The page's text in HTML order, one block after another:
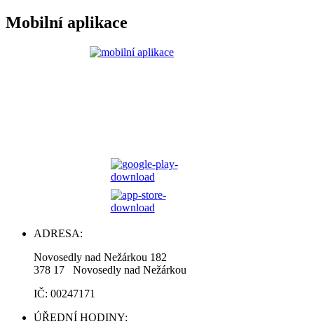
Mobilní aplikace
ADRESA:
Novosedly nad Nežárkou 182
378 17 Novosedly nad Nežárkou
IČ: 00247171
ÚŘEDNÍ HODINY: